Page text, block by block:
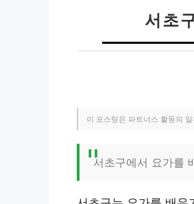
서초
이 포스팅은 파트너스 활동의
서초구에서 요가를